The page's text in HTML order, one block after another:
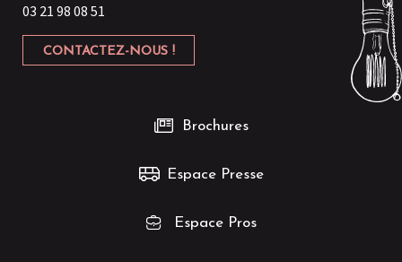
03 21 98 08 51
CONTACTEZ-NOUS !
Brochures
Espace Presse
Espace Pros